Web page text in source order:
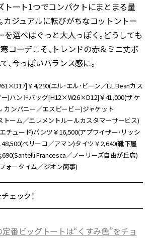
トート1つでコンパクトにまとまる量
カジュアルに転びがちなコットントー
を選べばぐっと大人っぽく。どうしても
コーデこそ、トレンドの赤＆ミニ丈ボ
、今っぽいバランス感に。
￥4,290(エル･エル･ビーン／L.L.Beanカス
)ハンドバッグ[H12×W26×D12]￥41,000(ザ ケ
カンパニー／エスピービー)ジャケット
トーム／エレメントルールカスタマーサービス)
チュード)パンツ￥16,500(アプワイザー･リッシ
ペリーコ／アマン)タイツ￥2,640(靴下屋
Francesca／ノーリーズ自由が丘店)
ォータイム／ジオン商事)
ェック！
定番ビッグトートは“くすみ色”をチョ